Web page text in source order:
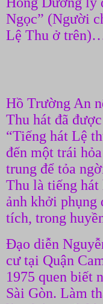
Ngọc” (Người
Lệ Thu ở
Hồ Trường An
Thu hát đã
“Tiếng hát Lệ
đến một trái
trung để tỏa
Thu là tiếng
ảnh khởi phụng
tích, trong
Đạo diễn
cư tại Quận
1975 quen biết
Sài Gòn. Làm